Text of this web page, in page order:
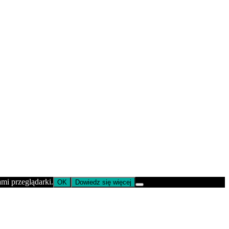
przeglądarki. OK Dowiedz się więcej